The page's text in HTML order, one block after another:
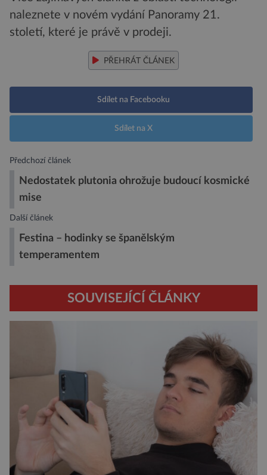
naleznete v novém vydání Panoramy 21.
století, které je právě v prodeji.
PŘEHRÁT ČLÁNEK
Sdílet na Facebooku
Sdílet na X
Předchozí článek
Nedostatek plutonia ohrožuje budoucí kosmické
mise
Další článek
Festina – hodinky se španělským
temperamentem
SOUVISEJÍCÍ ČLÁNKY